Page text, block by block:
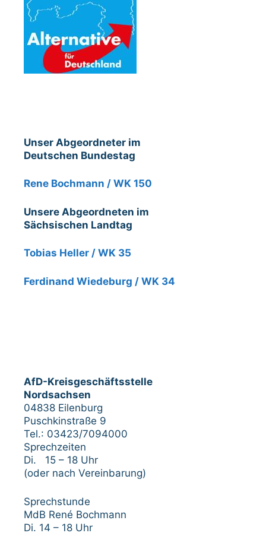
Unser Abgeordneter im
Deutschen Bundestag
Rene Bochmann / WK 150
Unsere Abgeordneten im
Sächsischen Landtag
Tobias Heller / WK 35
Ferdinand Wiedeburg / WK 34
AfD-Kreisgeschäftsstelle
Nordsachsen
04838 Eilenburg
Puschkinstraße 9
Tel.: 03423/7094000
Sprechzeiten
Di. 15 – 18 Uhr
(oder nach Vereinbarung)
Sprechstunde
MdB René Bochmann
Di. 14 – 18 Uhr